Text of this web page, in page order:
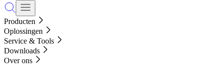
Producten
Oplossingen
Service & Tools
Downloads
Over ons